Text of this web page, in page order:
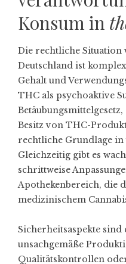
Konsum in
Die rechtliche
Deutschland ist
Gehalt und
THC als psychoaktive
Besitz von THC-
rechtliche Grundlage in
Gleichzeitig gibt es
schrittweise
Apothekenbereich, die
medizinischem
Sicherheitsaspekte sind
unsachgemäße
Qualitätskontrollen